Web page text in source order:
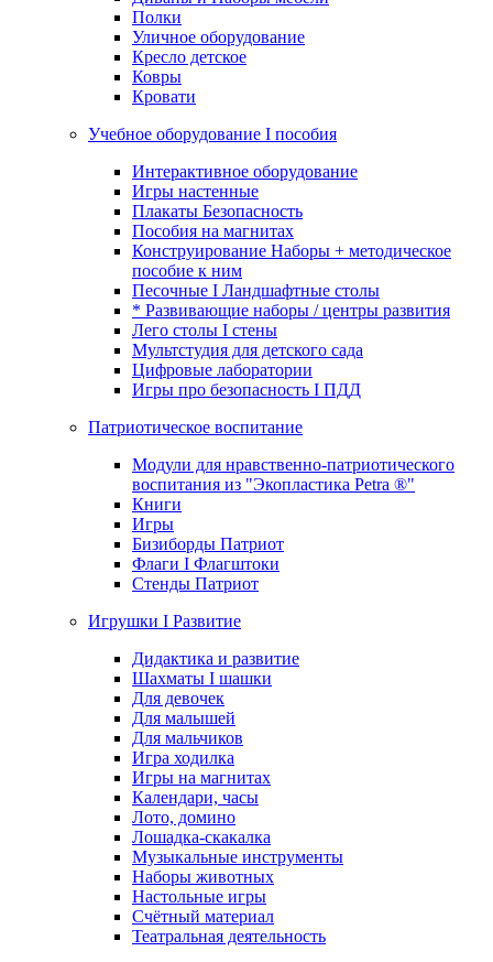
Полки
Уличное оборудование
Кресло детское
Ковры
Кровати
Учебное оборудование I пособия
Интерактивное оборудование
Игры настенные
Плакаты Безопасность
Пособия на магнитах
Конструирование Наборы + методическое
пособие к ним
Песочные I Ландшафтные столы
* Развивающие наборы / центры развития
Лего столы I стены
Мультстудия для детского сада
Цифровые лаборатории
Игры про безопасность I ПДД
Патриотическое воспитание
Модули для нравственно-патриотического
воспитания из "Экопластика Petra ®"
Книги
Игры
Бизиборды Патриот
Флаги I Флагштоки
Стенды Патриот
Игрушки I Развитие
Дидактика и развитие
Шахматы I шашки
Для девочек
Для малышей
Для мальчиков
Игра ходилка
Игры на магнитах
Календари, часы
Лото, домино
Лошадка-скакалка
Музыкальные инструменты
Наборы животных
Настольные игры
Счётный материал
Театральная деятельность